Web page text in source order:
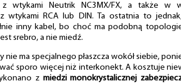
z wtykami Neutrik NC3MX/FX, a także w
wtykami RCA lub DIN. Ta ostatnia to
inny kabel, bo choć ma podobną
srebro, a nie miedź.
nie ma specjalnego płaszcza wokół siebie,
sporo więcej niż interkonekt. A kosztuje
z miedzi monokrystalicznej